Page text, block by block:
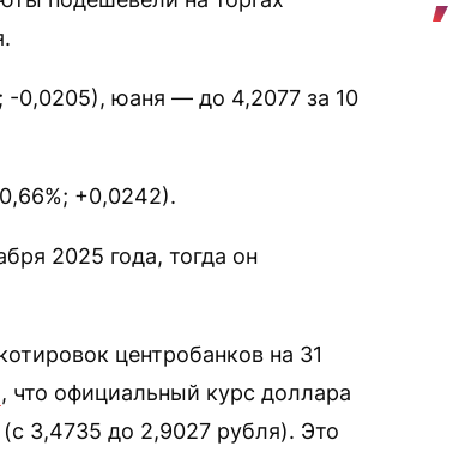
-0,0205), юаня — до 4,2077 за 10
+0,0242).
2025 года, тогда он
центробанков на 31
, что официальный курс доллара
3,4735 до 2,9027 рубля). Это